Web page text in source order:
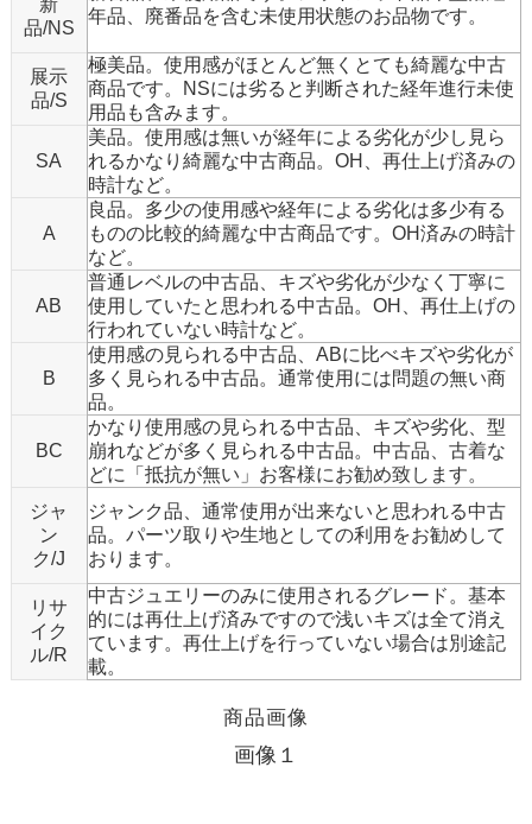
新
品/NS
年品、廃番品を含む未使用状態のお品物です。
展示
品/S
極美品。使用感がほとんど無くとても綺麗な中古
商品です。NSには劣ると判断された経年進行未使
用品も含みます。
SA
美品。使用感は無いが経年による劣化が少し見ら
れるかなり綺麗な中古商品。OH、再仕上げ済みの
時計など。
A
良品。多少の使用感や経年による劣化は多少有る
ものの比較的綺麗な中古商品です。OH済みの時計
など。
AB
普通レベルの中古品、キズや劣化が少なく丁寧に
使用していたと思われる中古品。OH、再仕上げの
行われていない時計など。
B
使用感の見られる中古品、ABに比べキズや劣化が
多く見られる中古品。通常使用には問題の無い商
品。
BC
かなり使用感の見られる中古品、キズや劣化、型
崩れなどが多く見られる中古品。中古品、古着な
どに「抵抗が無い」お客様にお勧め致します。
ジャ
ン
ク/J
ジャンク品、通常使用が出来ないと思われる中古
品。パーツ取りや生地としての利用をお勧めして
おります。
リサ
イク
ル/R
中古ジュエリーのみに使用されるグレード。基本
的には再仕上げ済みですので浅いキズは全て消え
ています。再仕上げを行っていない場合は別途記
載。
商品画像
画像１